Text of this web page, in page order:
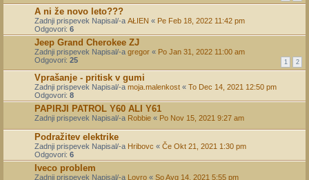
A ni že novo leto???
Zadnji prispevek Napisal/-a AŁIEN « Pe Feb 18, 2022 11:42 pm
Odgovori: 6
Jeep Grand Cherokee ZJ
Zadnji prispevek Napisal/-a gregor « Po Jan 31, 2022 11:00 am
Odgovori: 25 1 2
Vprašanje - pritisk v gumi
Zadnji prispevek Napisal/-a moja.malenkost « To Dec 14, 2021 12:50 pm
Odgovori: 8
PAPIRJI PATROL Y60 ALI Y61
Zadnji prispevek Napisal/-a Robbie « Po Nov 15, 2021 9:27 am
Podražitev elektrike
Zadnji prispevek Napisal/-a Hribovc « Če Okt 21, 2021 1:30 pm
Odgovori: 6
Iveco problem
Zadnji prispevek Napisal/-a Lovro « So Avg 14, 2021 5:55 pm